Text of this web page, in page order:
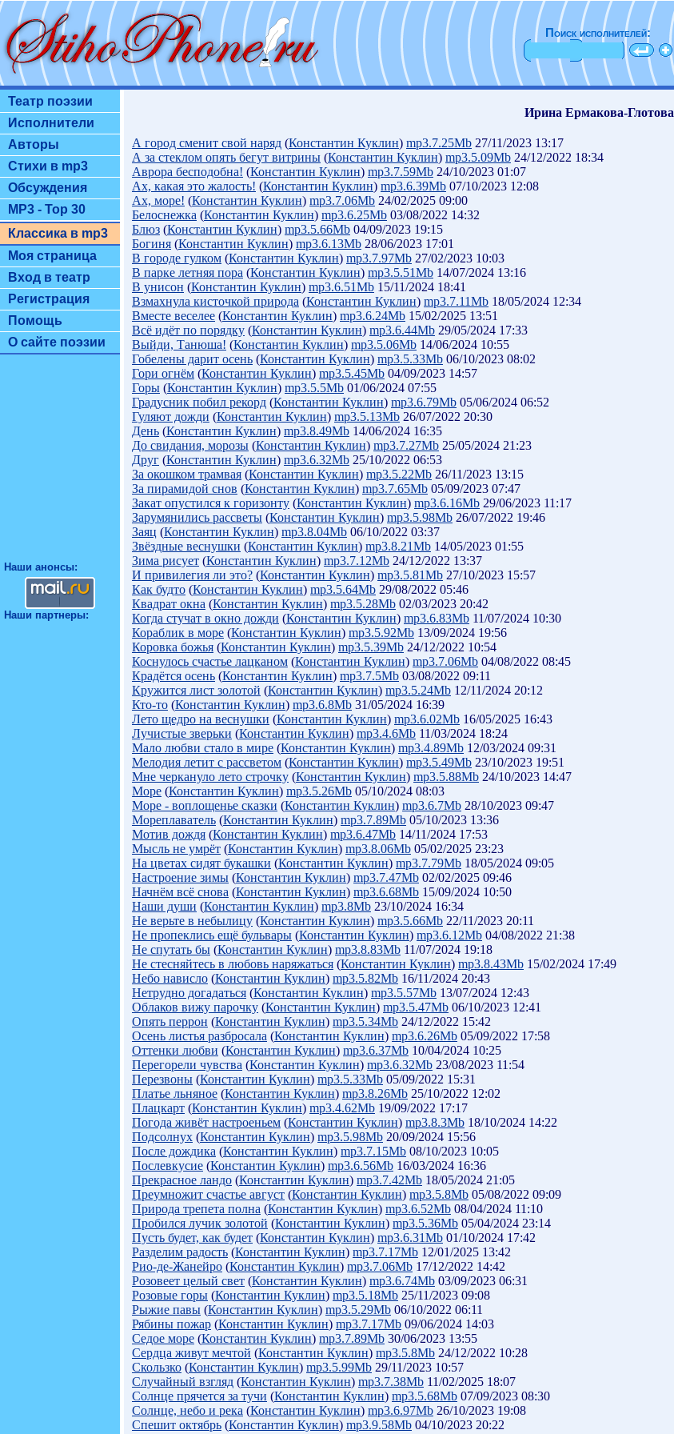
Поиск исполнителей:
Театр поэзии
Исполнители
Авторы
Стихи в mp3
Обсуждения
MP3 - Top 30
Классика в mp3
Моя страница
Вход в театр
Регистрация
Помощь
О сайте поэзии
Наши анонсы:
Наши партнеры:
Ирина Ермакова-Глотова
А город сменит свой наряд (Константин Куклин) mp3.7.25Mb 27/11/2023 13:17
А за стеклом опять бегут витрины (Константин Куклин) mp3.5.09Mb 24/12/2022 18:34
Аврора бесподобна! (Константин Куклин) mp3.7.59Mb 24/10/2023 01:07
Ах, какая это жалость! (Константин Куклин) mp3.6.39Mb 07/10/2023 12:08
Ах, море! (Константин Куклин) mp3.7.06Mb 24/02/2025 09:00
Белоснежка (Константин Куклин) mp3.6.25Mb 03/08/2022 14:32
Блюз (Константин Куклин) mp3.5.66Mb 04/09/2023 19:15
Богиня (Константин Куклин) mp3.6.13Mb 28/06/2023 17:01
В городе гулком (Константин Куклин) mp3.7.97Mb 27/02/2023 10:03
В парке летняя пора (Константин Куклин) mp3.5.51Mb 14/07/2024 13:16
В унисон (Константин Куклин) mp3.6.51Mb 15/11/2024 18:41
Взмахнула кисточкой природа (Константин Куклин) mp3.7.11Mb 18/05/2024 12:34
Вместе веселее (Константин Куклин) mp3.6.24Mb 15/02/2025 13:51
Всё идёт по порядку (Константин Куклин) mp3.6.44Mb 29/05/2024 17:33
Выйди, Танюша! (Константин Куклин) mp3.5.06Mb 14/06/2024 10:55
Гобелены дарит осень (Константин Куклин) mp3.5.33Mb 06/10/2023 08:02
Гори огнём (Константин Куклин) mp3.5.45Mb 04/09/2023 14:57
Горы (Константин Куклин) mp3.5.5Mb 01/06/2024 07:55
Градусник побил рекорд (Константин Куклин) mp3.6.79Mb 05/06/2024 06:52
Гуляют дожди (Константин Куклин) mp3.5.13Mb 26/07/2022 20:30
День (Константин Куклин) mp3.8.49Mb 14/06/2024 16:35
До свидания, морозы (Константин Куклин) mp3.7.27Mb 25/05/2024 21:23
Друг (Константин Куклин) mp3.6.32Mb 25/10/2022 06:53
За окошком трамвая (Константин Куклин) mp3.5.22Mb 26/11/2023 13:15
За пирамидой снов (Константин Куклин) mp3.7.65Mb 05/09/2023 07:47
Закат опустился к горизонту (Константин Куклин) mp3.6.16Mb 29/06/2023 11:17
Зарумянились рассветы (Константин Куклин) mp3.5.98Mb 26/07/2022 19:46
Заяц (Константин Куклин) mp3.8.04Mb 06/10/2022 03:37
Звёздные веснушки (Константин Куклин) mp3.8.21Mb 14/05/2023 01:55
Зима рисует (Константин Куклин) mp3.7.12Mb 24/12/2022 13:37
И привилегия ли это? (Константин Куклин) mp3.5.81Mb 27/10/2023 15:57
Как будто (Константин Куклин) mp3.5.64Mb 29/08/2022 05:46
Квадрат окна (Константин Куклин) mp3.5.28Mb 02/03/2023 20:42
Когда стучат в окно дожди (Константин Куклин) mp3.6.83Mb 11/07/2024 10:30
Кораблик в море (Константин Куклин) mp3.5.92Mb 13/09/2024 19:56
Коровка божья (Константин Куклин) mp3.5.39Mb 24/12/2022 10:54
Коснулось счастье лацканом (Константин Куклин) mp3.7.06Mb 04/08/2022 08:45
Крадётся осень (Константин Куклин) mp3.7.5Mb 03/08/2022 09:11
Кружится лист золотой (Константин Куклин) mp3.5.24Mb 12/11/2024 20:12
Кто-то (Константин Куклин) mp3.6.8Mb 31/05/2024 16:39
Лето щедро на веснушки (Константин Куклин) mp3.6.02Mb 16/05/2025 16:43
Лучистые зверьки (Константин Куклин) mp3.4.6Mb 11/03/2024 18:24
Мало любви стало в мире (Константин Куклин) mp3.4.89Mb 12/03/2024 09:31
Мелодия летит с рассветом (Константин Куклин) mp3.5.49Mb 23/10/2023 19:51
Мне черкануло лето строчку (Константин Куклин) mp3.5.88Mb 24/10/2023 14:47
Море (Константин Куклин) mp3.5.26Mb 05/10/2024 08:03
Море - воплощенье сказки (Константин Куклин) mp3.6.7Mb 28/10/2023 09:47
Мореплаватель (Константин Куклин) mp3.7.89Mb 05/10/2023 13:36
Мотив дождя (Константин Куклин) mp3.6.47Mb 14/11/2024 17:53
Мысль не умрёт (Константин Куклин) mp3.8.06Mb 05/02/2025 23:23
На цветах сидят букашки (Константин Куклин) mp3.7.79Mb 18/05/2024 09:05
Настроение зимы (Константин Куклин) mp3.7.47Mb 02/02/2025 09:46
Начнём всё снова (Константин Куклин) mp3.6.68Mb 15/09/2024 10:50
Наши души (Константин Куклин) mp3.8Mb 23/10/2024 16:34
Не верьте в небылицу (Константин Куклин) mp3.5.66Mb 22/11/2023 20:11
Не пропеклись ещё бульвары (Константин Куклин) mp3.6.12Mb 04/08/2022 21:38
Не спутать бы (Константин Куклин) mp3.8.83Mb 11/07/2024 19:18
Не стесняйтесь в любовь наряжаться (Константин Куклин) mp3.8.43Mb 15/02/2024 17:49
Небо нависло (Константин Куклин) mp3.5.82Mb 16/11/2024 20:43
Нетрудно догадаться (Константин Куклин) mp3.5.57Mb 13/07/2024 12:43
Облаков вижу парочку (Константин Куклин) mp3.5.47Mb 06/10/2023 12:41
Опять перрон (Константин Куклин) mp3.5.34Mb 24/12/2022 15:42
Осень листья разбросала (Константин Куклин) mp3.6.26Mb 05/09/2022 17:58
Оттенки любви (Константин Куклин) mp3.6.37Mb 10/04/2024 10:25
Перегорели чувства (Константин Куклин) mp3.6.32Mb 23/08/2023 11:54
Перезвоны (Константин Куклин) mp3.5.33Mb 05/09/2022 15:31
Платье льняное (Константин Куклин) mp3.8.26Mb 25/10/2022 12:02
Плацкарт (Константин Куклин) mp3.4.62Mb 19/09/2022 17:17
Погода живёт настроеньем (Константин Куклин) mp3.8.3Mb 18/10/2024 14:22
Подсолнух (Константин Куклин) mp3.5.98Mb 20/09/2024 15:56
После дождика (Константин Куклин) mp3.7.15Mb 08/10/2023 10:05
Послевкусие (Константин Куклин) mp3.6.56Mb 16/03/2024 16:36
Прекрасное ландо (Константин Куклин) mp3.7.42Mb 18/05/2024 21:05
Преумножит счастье август (Константин Куклин) mp3.5.8Mb 05/08/2022 09:09
Природа трепета полна (Константин Куклин) mp3.6.52Mb 08/04/2024 11:10
Пробился лучик золотой (Константин Куклин) mp3.5.36Mb 05/04/2024 23:14
Пусть будет, как будет (Константин Куклин) mp3.6.31Mb 01/10/2024 17:42
Разделим радость (Константин Куклин) mp3.7.17Mb 12/01/2025 13:42
Рио-де-Жанейро (Константин Куклин) mp3.7.06Mb 17/12/2022 14:42
Розовеет целый свет (Константин Куклин) mp3.6.74Mb 03/09/2023 06:31
Розовые горы (Константин Куклин) mp3.5.18Mb 25/11/2023 09:08
Рыжие павы (Константин Куклин) mp3.5.29Mb 06/10/2022 06:11
Рябины пожар (Константин Куклин) mp3.7.17Mb 09/06/2024 14:03
Седое море (Константин Куклин) mp3.7.89Mb 30/06/2023 13:55
Сердца живут мечтой (Константин Куклин) mp3.5.8Mb 24/12/2022 10:28
Скользко (Константин Куклин) mp3.5.99Mb 29/11/2023 10:57
Случайный взгляд (Константин Куклин) mp3.7.38Mb 11/02/2025 18:07
Солнце прячется за тучи (Константин Куклин) mp3.5.68Mb 07/09/2023 08:30
Солнце, небо и река (Константин Куклин) mp3.6.97Mb 26/10/2023 19:08
Спешит октябрь (Константин Куклин) mp3.9.58Mb 04/10/2023 20:22